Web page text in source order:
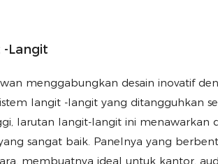
-langit
menggabungkan desain inovatif
langit -langit yang ditangguhkan
larutan langit-langit ini menawarkan
sangat baik. Panelnya yang
membuatnya ideal untuk kantor,